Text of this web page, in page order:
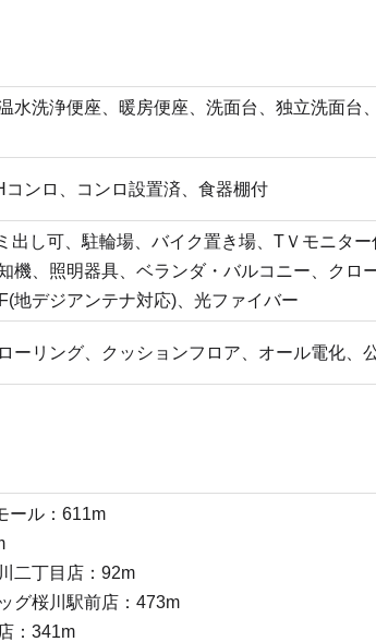
水洗浄便座、暖房便座、洗面台、独立洗面台
ンロ、コンロ設置済、食器棚付
出し可、駐輪場、バイク置き場、TＶモニタ
機、照明器具、ベランダ・バルコニー、クロ
地デジアンテナ対応)、光ファイバー
ーリング、クッションフロア、オール電化、
ール：611m
二丁目店：92m
グ桜川駅前店：473m
：341m